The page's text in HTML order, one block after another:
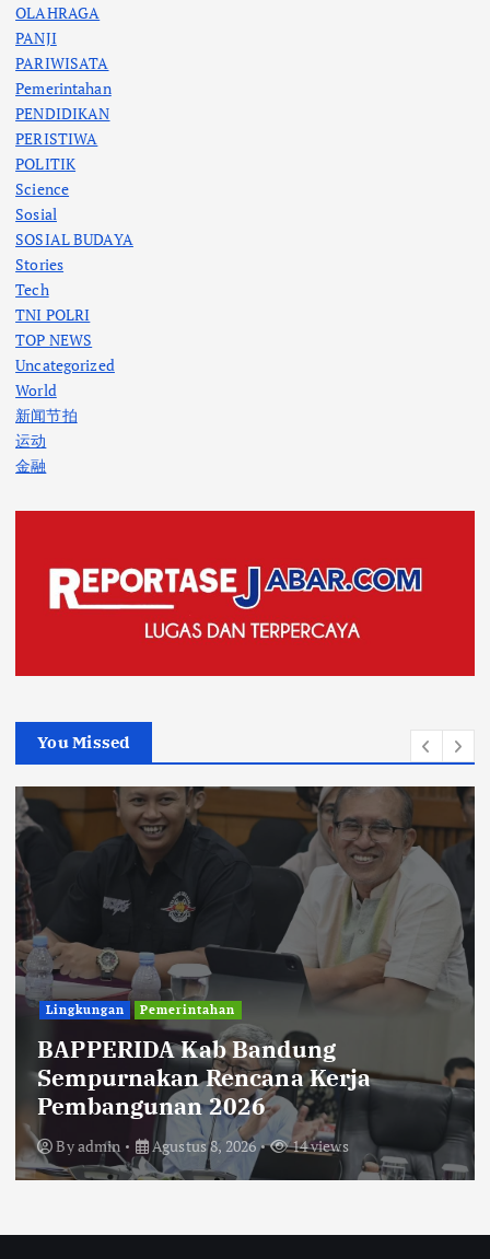
OLAHRAGA
PANJI
PARIWISATA
Pemerintahan
PENDIDIKAN
PERISTIWA
POLITIK
Science
Sosial
SOSIAL BUDAYA
Stories
Tech
TNI POLRI
TOP NEWS
Uncategorized
World
新闻节拍
运动
金融
You Missed
Uncategorized
Diberitakan Tanpa Konfirmasi,
Satresnarkoba Polres Cimahi dan
Yayasan Ultra Jadi Korban Narasi
Sepihak
Byadmin Agustus 8, 2026 14 views